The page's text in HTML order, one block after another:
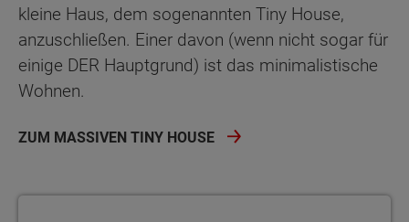
kleine Haus, dem sogenannten Tiny House,
anzuschließen. Einer davon (wenn nicht sogar für
einige DER Hauptgrund) ist das minimalistische
Wohnen.
ZUM MASSIVEN TINY HOUSE